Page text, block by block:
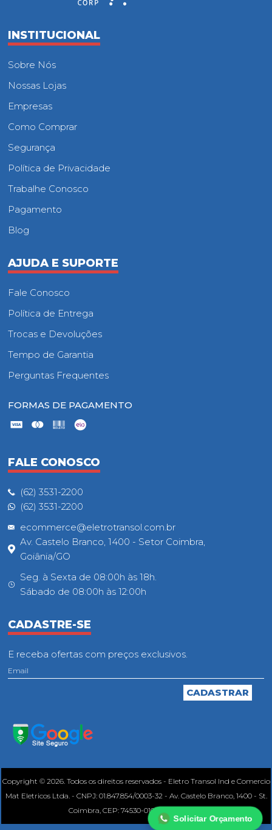
INSTITUCIONAL
Sobre Nós
Nossas Lojas
Empresas
Como Comprar
Segurança
Política de Privacidade
Trabalhe Conosco
Pagamento
Blog
AJUDA E SUPORTE
Fale Conosco
Política de Entrega
Trocas e Devoluções
Tempo de Garantia
Perguntas Frequentes
FORMAS DE PAGAMENTO
FALE CONOSCO
(62) 3531-2200
(62) 3531-2200
ecommerce@eletrotransol.com.br
Av. Castelo Branco, 1400 - Setor Coimbra,
Goiânia/GO
Seg. à Sexta de 08:00h às 18h.
Sábado de 08:00h às 12:00h
CADASTRE-SE
E receba ofertas com preços exclusivos.
Copyright © 2026. Todos os direitos reservados - Eletro Transol Ind e Comercio
Mat Eletricos Ltda. - CNPJ: 01.847.854/0003-32 - Av. Castelo Branco, 1400 - St.
Coimbra, CEP: 74530-010, Goiânia - GO.
Solicitar Orçamento